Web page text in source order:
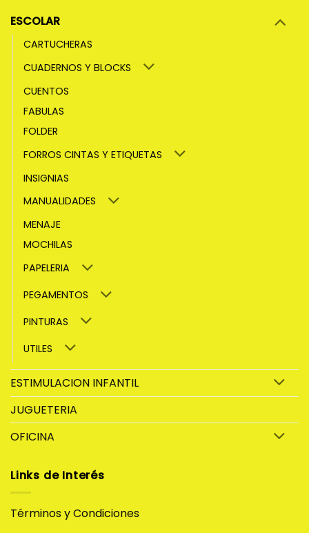
ESCOLAR
CARTUCHERAS
CUADERNOS Y BLOCKS
CUENTOS
FABULAS
FOLDER
FORROS CINTAS Y ETIQUETAS
INSIGNIAS
MANUALIDADES
MENAJE
MOCHILAS
PAPELERIA
PEGAMENTOS
PINTURAS
UTILES
ESTIMULACION INFANTIL
JUGUETERIA
OFICINA
Links de Interés
Términos y Condiciones